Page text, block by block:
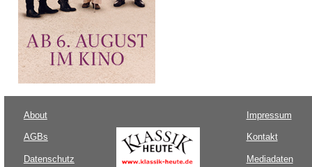
About
AGBs
Datenschutz
Impressum
Kontakt
Mediadaten